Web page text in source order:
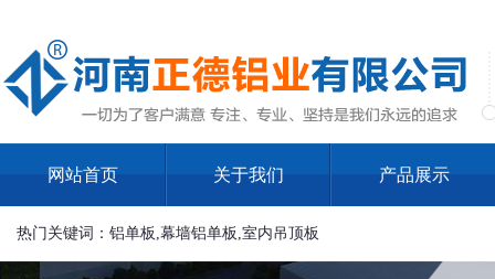
网站首页 关于我们 产品展示
热门关键词：铝单板,幕墙铝单板,室内吊顶板